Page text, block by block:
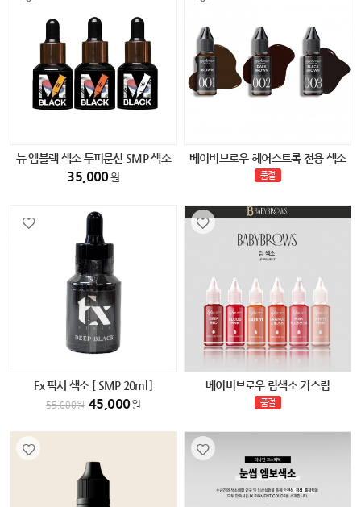
뉴 엠블랙 색소 두피문신 SMP 색소
(다크블랙) 15ml
35,000원
베이비브로우 헤어스트록 전용 색소
품절
Fx 픽서 색소 [ SMP 20ml ]
55,000원 45,000원
베이비브로우 립색소 키스립
품절